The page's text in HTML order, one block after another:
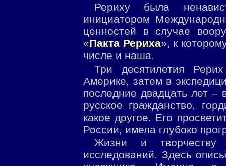
Рериху была
инициатором
ценностей в случае
«Пакта Рериха», к
числе и наша.
Три десятилетия
Америке, затем в
последние двадцать лет
русское гражданство,
какое другое. Его
России, имела глубоко
Жизни и
исследований. Здесь